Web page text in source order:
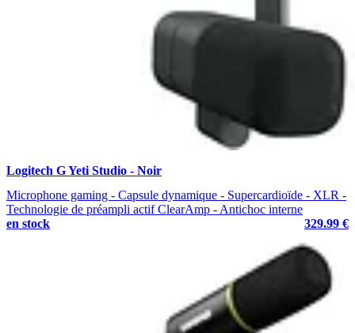
Logitech G Yeti Studio - Noir
Microphone gaming - Capsule dynamique - Supercardioïde - XLR -
Technologie de préampli actif ClearAmp - Antichoc interne
en stock
329.99 €